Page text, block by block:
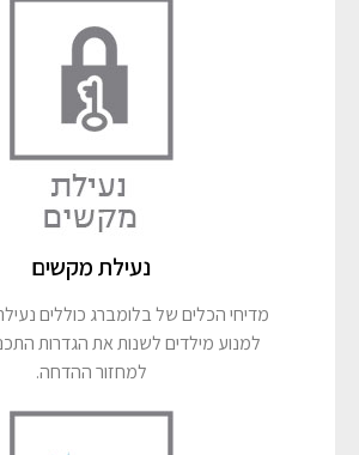
נעילת מקשים
מדיחי הכלים של בלומברג כוללים
למנוע מילדים לשנות את הגדרות
למחזור ההדחה.